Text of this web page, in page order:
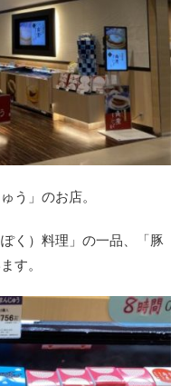
う」のお店。
く）料理」の一品、「豚
す。